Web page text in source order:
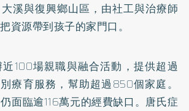
溪與復興鄉山區，由社工與治療師
資源帶到孩子的家門口。
100場親職與融合活動，提供超過
療育服務，幫助超過850個家庭。
面臨逾116萬元的經費缺口。唐氏症